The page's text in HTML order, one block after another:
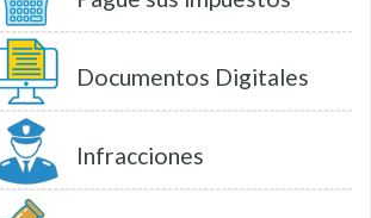
Documentos Digitales
Infracciones